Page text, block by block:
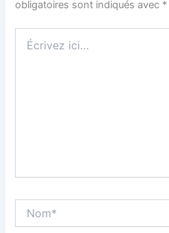
obligatoires sont indiqués avec *
ici…